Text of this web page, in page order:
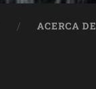
ACERCA DE